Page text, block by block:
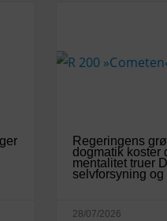
Regeringens
dogmatik koster
mentalitet truer
selvforsyning og
28/07/2026